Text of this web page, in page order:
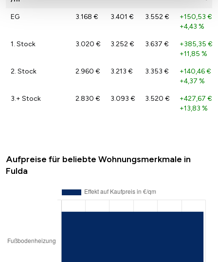
EG 3.168 € 3.401 € 3.552 € +150,53 €
+4,43 %
1. Stock 3.020 € 3.252 € 3.637 € +385,35 €
+11,85 %
2. Stock 2.960 € 3.213 € 3.353 € +140,46 €
+4,37 %
3.+ Stock 2.830 € 3.093 € 3.520 € +427,67 €
+13,83 %
Aufpreise für beliebte Wohnungsmerkmale in
Fulda